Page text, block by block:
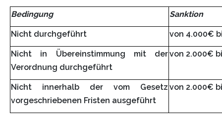
Bedingung Sanktion
Nicht durchgeführt von 4.000€
Nicht in Übereinstimmung mit der
Verordnung durchgeführt
von 2.000€
Nicht innerhalb der vom Gesetz
vorgeschriebenen Fristen ausgeführt
von 2.000€